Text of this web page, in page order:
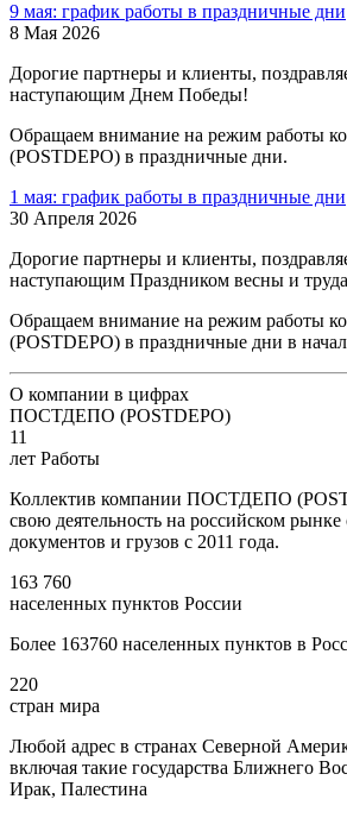
9 мая: график работы в праздничные дни
8 Мая 2026
Дорогие партнеры и клиенты,
наступающим Днем Победы!
Обращаем внимание на режим работы
(POSTDEPO) в праздничные дни.
1 мая: график работы в праздничные дни
30 Апреля 2026
Дорогие партнеры и клиенты,
наступающим Праздником весны и
Обращаем внимание на режим работы
(POSTDEPO) в праздничные дни в
О компании в цифрах
ПОСТДЕПО (POSTDEPO)
11
лет Работы
Коллектив компании ПОСТДЕПО
свою деятельность на российском рынке
документов и грузов с 2011 года.
163 760
населенных пунктов России
Более 163760 населенных пунктов в
220
стран мира
Любой адрес в странах Северной
включая такие государства Ближнего
Ирак, Палестина